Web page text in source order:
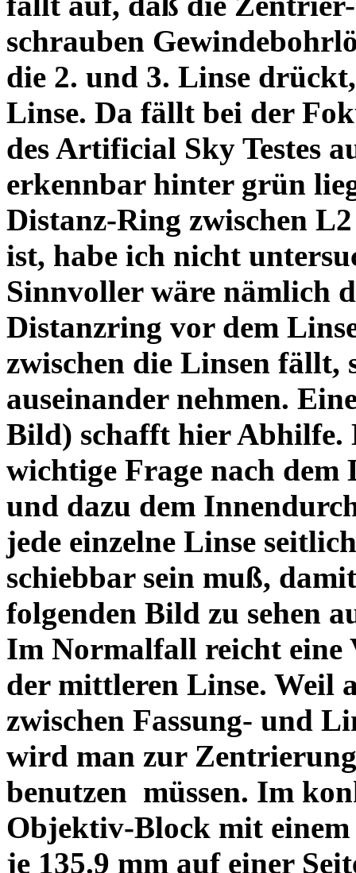
schrauben
die 2. und 3. Linse
Linse. Da fällt bei der
des Artificial Sky Testes
erkennbar hinter grün
Distanz-Ring zwischen
ist, habe ich nicht
Sinnvoller wäre nämlich
Distanzring vor dem
zwischen die Linsen fällt,
auseinander nehmen.
Bild) schafft hier Abhilfe.
wichtige Frage nach dem
und dazu dem
jede einzelne Linse
schiebbar sein muß,
folgenden Bild zu sehen
Im Normalfall reicht eine
der mittleren Linse. Weil
zwischen Fassung- und
wird man zur
benutzen müssen. Im
Objektiv-Block mit einem
je 135.9 mm auf einer